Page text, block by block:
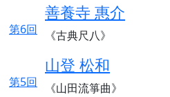
第6回
善養寺 惠介
《古典尺八》
第5回
山登 松和
《山田流箏曲》